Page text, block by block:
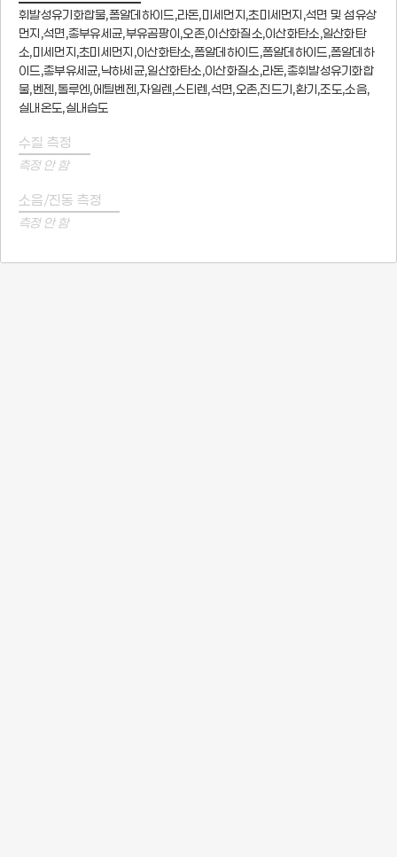
휘발성유기화합물,폼알데하이드,라돈,미세먼지,초미세먼지,석면 및 섬유상
먼지,석면,총부유세균,부유곰팡이,오존,이산화질소,이산화탄소,일산화탄
소,미세먼지,초미세먼지,이산화탄소,폼알데하이드,폼알데하이드,폼알데하
이드,총부유세균,낙하세균,일산화탄소,이산화질소,라돈,총휘발성유기화합
물,벤젠,톨루엔,에틸벤젠,자일렌,스티렌,석면,오존,진드기,환기,조도,소음,
실내온도,실내습도
수질 측정
측정 안 함
소음/진동 측정
측정 안 함